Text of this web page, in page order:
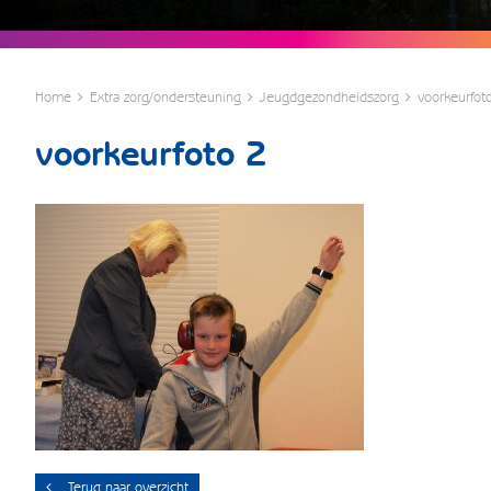
Home Extra zorg/ondersteuning Jeugdgezondheidszorg
voorkeurfoto 2
Terug naar overzicht